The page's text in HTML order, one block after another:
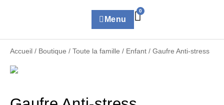
Menu
0
Accueil / Boutique / Toute la famille / Enfant / Gaufre Anti-stress